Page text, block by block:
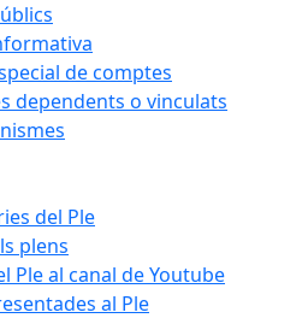
de comptes
dependents o vinculats
del Ple
plens
Ple al canal de Youtube
al Ple